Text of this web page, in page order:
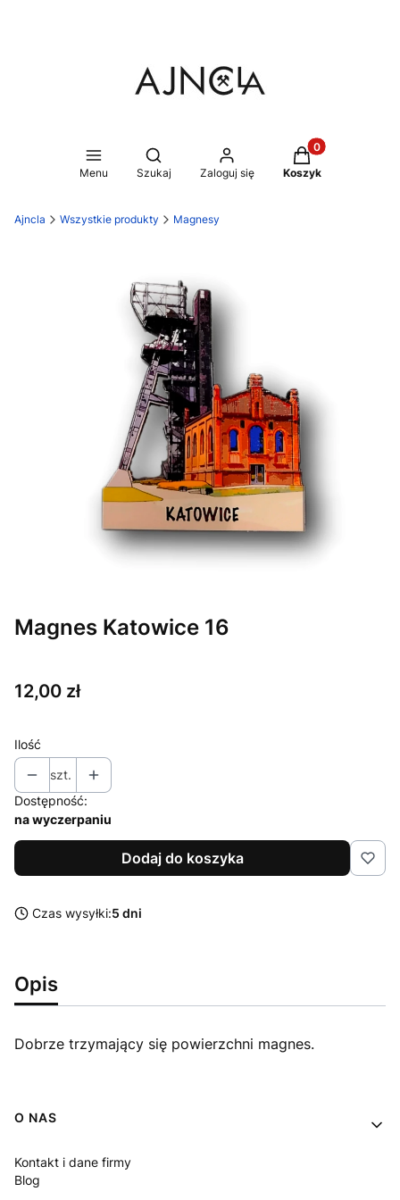
Menu
Otwórz wyszukiwarkę
Szukaj Zaloguj się
Produkty w
Koszyk
Ajncla Wszystkie produkty Magnesy
Magnes Katowice 16
Cena
12,00 zł
Ilość
szt.
Dostępność:
na wyczerpaniu
Dodaj do koszyka
Czas wysyłki:5 dni
Opis
Dobrze trzymający się powierzchni magnes.
Linki w stopce
O NAS
Kontakt i dane firmy
Blog